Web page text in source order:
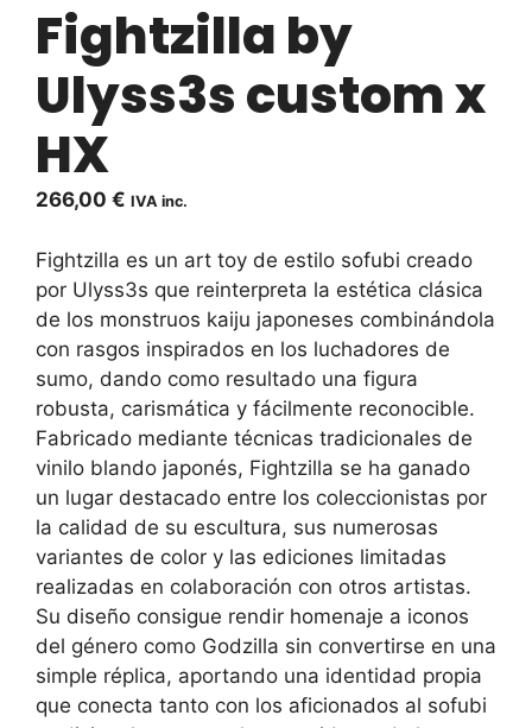
Fightzilla by
Ulyss3s custom x
HX
266,00 € IVA inc.
Fightzilla es un art toy de estilo sofubi creado
por Ulyss3s que reinterpreta la estética clásica
de los monstruos kaiju japoneses combinándola
con rasgos inspirados en los luchadores de
sumo, dando como resultado una figura
robusta, carismática y fácilmente reconocible.
Fabricado mediante técnicas tradicionales de
vinilo blando japonés, Fightzilla se ha ganado
un lugar destacado entre los coleccionistas por
la calidad de su escultura, sus numerosas
variantes de color y las ediciones limitadas
realizadas en colaboración con otros artistas.
Su diseño consigue rendir homenaje a iconos
del género como Godzilla sin convertirse en una
simple réplica, aportando una identidad propia
que conecta tanto con los aficionados al sofubi